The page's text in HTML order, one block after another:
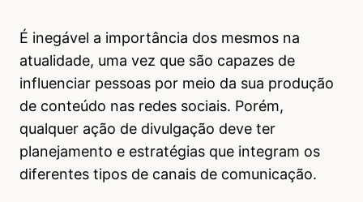
É inegável a importância dos mesmos na
atualidade, uma vez que são capazes de
influenciar pessoas por meio da sua produção
de conteúdo nas redes sociais. Porém,
qualquer ação de divulgação deve ter
planejamento e estratégias que integram os
diferentes tipos de canais de comunicação.